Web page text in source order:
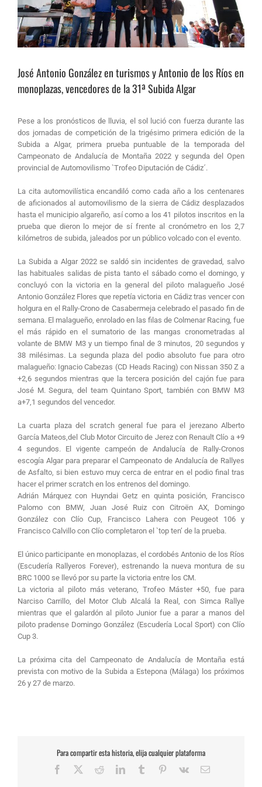
José Antonio González en turismos y Antonio de los Ríos en
monoplazas, vencedores de la 31ª Subida Algar
Pese a los pronósticos de lluvia, el sol lució con fuerza durante las
dos jornadas de competición de la trigésimo primera edición de la
Subida a Algar, primera prueba puntuable de la temporada del
Campeonato de Andalucía de Montaña 2022 y segunda del Open
provincial de Automovilismo `Trofeo Diputación de Cádiz´.
La cita automovilística encandiló como cada año a los centenares
de aficionados al automovilismo de la sierra de Cádiz desplazados
hasta el municipio algareño, así como a los 41 pilotos inscritos en la
prueba que dieron lo mejor de sí frente al cronómetro en los 2,7
kilómetros de subida, jaleados por un público volcado con el evento.
La Subida a Algar 2022 se saldó sin incidentes de gravedad, salvo
las habituales salidas de pista tanto el sábado como el domingo, y
concluyó con la victoria en la general del piloto malagueño José
Antonio González Flores que repetía victoria en Cádiz tras vencer con
holgura en el Rally-Crono de Casabermeja celebrado el pasado fin de
semana. El malagueño, enrolado en las filas de Colmenar Racing, fue
el más rápido en el sumatorio de las mangas cronometradas al
volante de BMW M3 y un tiempo final de 3 minutos, 20 segundos y
38 milésimas. La segunda plaza del podio absoluto fue para otro
malagueño: Ignacio Cabezas (CD Heads Racing) con Nissan 350 Z a
+2,6 segundos mientras que la tercera posición del cajón fue para
José M. Segura, del team Quintano Sport, también con BMW M3
a+7,1 segundos del vencedor.
La cuarta plaza del scratch general fue para el jerezano Alberto
García Mateos,del Club Motor Circuito de Jerez con Renault Clío a +9
4 segundos. El vigente campeón de Andalucía de Rally-Cronos
escogía Algar para preparar el Campeonato de Andalucía de Rallyes
de Asfalto, si bien estuvo muy cerca de entrar en el podio final tras
hacer el primer scratch en los entrenos del domingo.
Adrián Márquez con Huyndai Getz en quinta posición, Francisco
Palomo con BMW, Juan José Ruiz con Citroën AX, Domingo
González con Clío Cup, Francisco Lahera con Peugeot 106 y
Francisco Calvillo con Clío completaron el `top ten’ de la prueba.
El único participante en monoplazas, el cordobés Antonio de los Ríos
(Escudería Rallyeros Forever), estrenando la nueva montura de su
BRC 1000 se llevó por su parte la victoria entre los CM.
La victoria al piloto más veterano, Trofeo Máster +50, fue para
Narciso Carrillo, del Motor Club Alcalá la Real, con Simca Rallye
mientras que el galardón al piloto Junior fue a parar a manos del
piloto pradense Domingo González (Escudería Local Sport) con Clío
Cup 3.
La próxima cita del Campeonato de Andalucía de Montaña está
prevista con motivo de la Subida a Estepona (Málaga) los próximos
26 y 27 de marzo.
Para compartir esta historia, elija cualquier plataforma
Facebook RedditLinkedInTumblr Pinterest
Vk
Correo